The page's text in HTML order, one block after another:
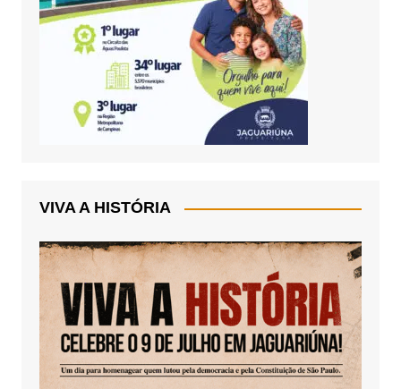
VIVA A HISTÓRIA